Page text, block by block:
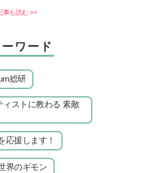
事も読む >>
ワード
総研
ィストに教わる 素敵
応援します！
界のギモン